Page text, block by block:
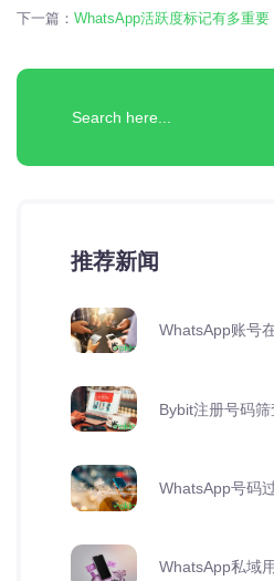
下一篇： WhatsApp活跃度标记有多重
推荐新闻
WhatsApp账号
Bybit注册号码
WhatsApp号码
WhatsApp私域